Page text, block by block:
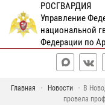
РОСГВАРДИЯ
Управление
национальной
Федерации по
Главная Новости
В
провела